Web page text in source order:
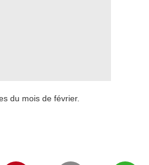
du mois de février.